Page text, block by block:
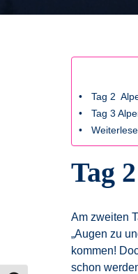
Tag 2
Tag 3
Tag
Am zweiten
„Augen zu
kommen!
schon